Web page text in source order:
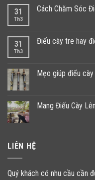
31
Th3
Cách Chăm Sóc
31
Th3
Điếu cày tre hay
Mẹo giúp điếu
Mang Điếu Cày
LIÊN HỆ
Quý khách có nhu cầu cần